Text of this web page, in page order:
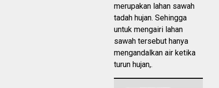
merupakan lahan sawah
tadah hujan. Sehingga
untuk mengairi lahan
sawah tersebut hanya
mengandalkan air ketika
turun hujan,.